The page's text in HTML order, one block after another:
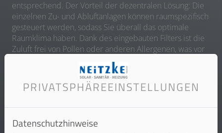
entsprechend. Der Vorteil der dezentralen Lösung: Die
einzelnen Zu- und Abluftanlagen können raumspezifisch
gesteuert werden, sodass Sie überall das optimale
Raumklima haben. Dank des eingebauten Filters ist die
Zuluft frei von Pollen oder anderen Allergenen, was vor
allem für Menschen mit Allergien ein deutlich besseres
Raumklima verspricht.
Wenn Sie eine energetische Sanierung mit dezentraler
beantragen – sprechen Sie uns gerne an, wir beraten Sie
ausführlich zu den Fördermöglichkeiten.
PRIVATSPHÄRE­EINSTELLUNGEN
Datenschutzhinweise